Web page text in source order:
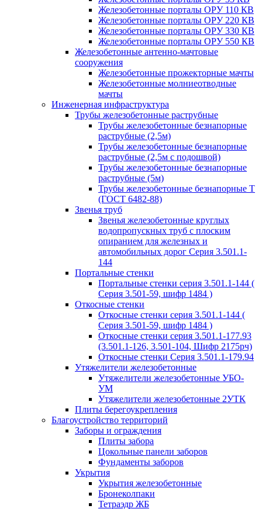
Железобетонные порталы ОРУ 110 КВ
Железобетонные порталы ОРУ 220 КВ
Железобетонные порталы ОРУ 330 КВ
Железобетонные порталы ОРУ 550 КВ
Железобетонные антенно-мачтовые
сооружения
Железобетонные прожекторные мачты
Железобетонные молниеотводные
мачты
Инженерная инфраструктура
Трубы железобетонные раструбные
Трубы железобетонные безнапорные
раструбные (2,5м)
Трубы железобетонные безнапорные
раструбные (2,5м с подошвой)
Трубы железобетонные безнапорные
раструбные (5м)
Трубы железобетонные безнапорные Т
(ГОСТ 6482-88)
Звенья труб
Звенья железобетонные круглых
водопропускных труб с плоским
опиранием для железных и
автомобильных дорог Серия 3.501.1-
144
Портальные стенки
Портальные стенки серия 3.501.1-144 (
Серия 3.501-59, шифр 1484 )
Откосные стенки
Откосные стенки серия 3.501.1-144 (
Серия 3.501-59, шифр 1484 )
Откосные стенки серия 3.501.1-177.93
(3.501.1-126, 3.501-104, Шифр 2175рч)
Откосные стенки Серия 3.501.1-179.94
Утяжелители железобетонные
Утяжелители железобетонные УБО-
УМ
Утяжелители железобетонные 2УТК
Плиты берегоукрепления
Благоустройство территорий
Заборы и ограждения
Плиты забора
Цокольные панели заборов
Фундаменты заборов
Укрытия
Укрытия железобетонные
Бронеколпаки
Тетраэдр ЖБ